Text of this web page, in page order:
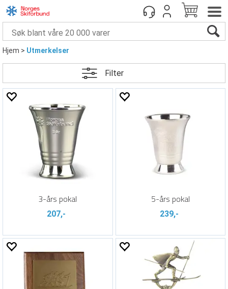
Hjem>Utmerkelser
Filter
3-års pokal
207,-
5-års pokal
239,-